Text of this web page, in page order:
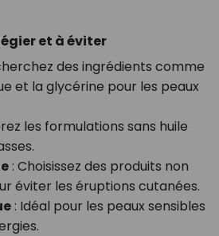
et à éviter
des ingrédients comme
et la glycérine pour les peaux
les formulations sans huile
: Choisissez des produits non
éviter les éruptions cutanées.
: Idéal pour les peaux sensibles